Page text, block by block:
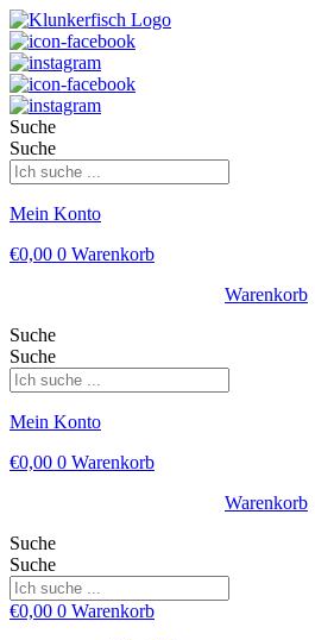
Suche
Suche
Mein Konto
€0,00 0 Warenkorb
Warenkorb
Suche
Suche
Mein Konto
€0,00 0 Warenkorb
Warenkorb
Suche
Suche
€0,00 0 Warenkorb